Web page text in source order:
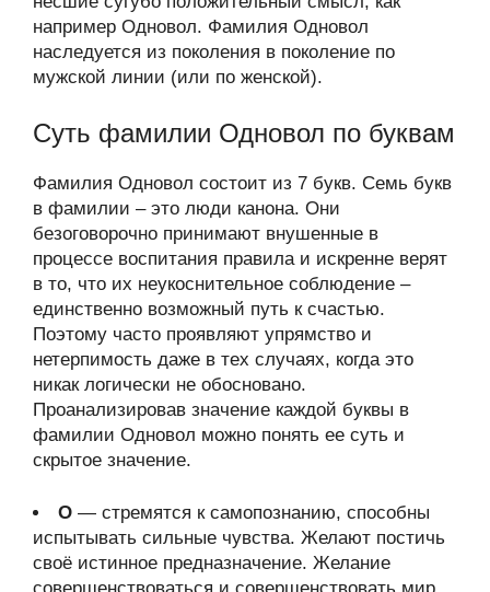
например Одновол. Фамилия Одновол
наследуется из поколения в поколение по
мужской линии (или по женской).
Суть фамилии Одновол по буквам
Фамилия Одновол состоит из 7 букв. Семь букв
в фамилии – это люди канона. Они
безоговорочно принимают внушенные в
процессе воспитания правила и искренне верят
в то, что их неукоснительное соблюдение –
единственно возможный путь к счастью.
Поэтому часто проявляют упрямство и
нетерпимость даже в тех случаях, когда это
никак логически не обосновано.
Проанализировав значение каждой буквы в
фамилии Одновол можно понять ее суть и
скрытое значение.
О — стремятся к самопознанию, способны
испытывать сильные чувства. Желают постичь
своё истинное предназначение. Желание